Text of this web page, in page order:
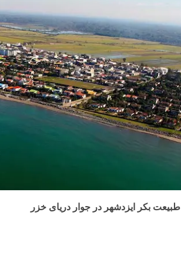
طبیعت بکر ایزدشهر در جوار دریای خزر